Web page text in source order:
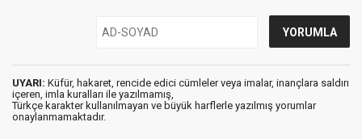
UYARI: Küfür, hakaret, rencide edici cümleler veya imalar, inançlara saldırı
içeren, imla kuralları ile yazılmamış,
Türkçe karakter kullanılmayan ve büyük harflerle yazılmış yorumlar
onaylanmamaktadır.